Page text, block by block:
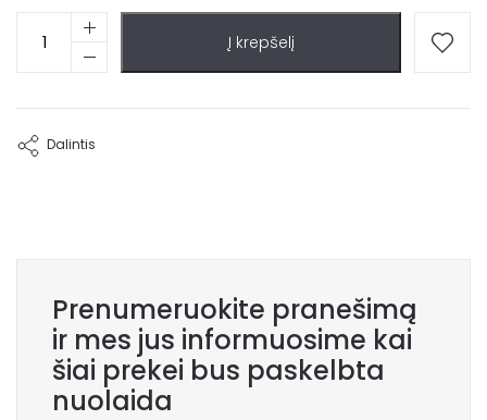
produkto
kiekis:
Basilio
Į krepšelį
Dalintis
Prenumeruokite pranešimą
ir mes jus informuosime kai
šiai prekei bus paskelbta
nuolaida